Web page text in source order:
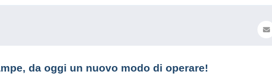
da oggi un nuovo modo di operare!